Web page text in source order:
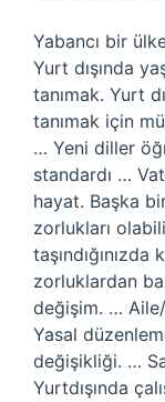
Yabancı bir
Yurt dışında
tanımak. Yurt
tanımak için
… Yeni diller
standardı …
hayat. Başka
zorlukları
taşındığınızda
zorluklardan
değişim. …
Yasal
değişikliği. …
Yurtdışında